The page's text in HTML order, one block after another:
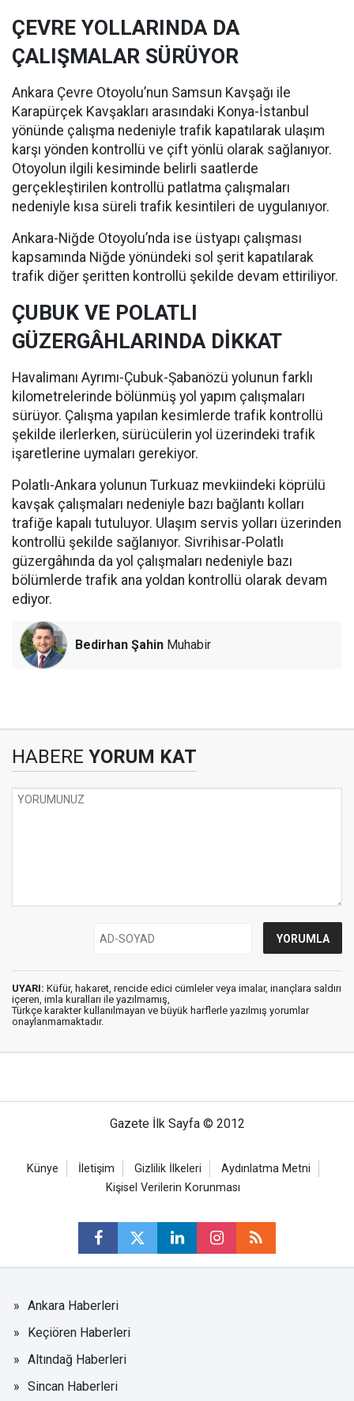
ÇEVRE YOLLARINDA DA
ÇALIŞMALAR SÜRÜYOR
Ankara Çevre Otoyolu’nun Samsun Kavşağı ile
Karapürçek Kavşakları arasındaki Konya-İstanbul
yönünde çalışma nedeniyle trafik kapatılarak ulaşım
karşı yönden kontrollü ve çift yönlü olarak sağlanıyor.
Otoyolun ilgili kesiminde belirli saatlerde
gerçekleştirilen kontrollü patlatma çalışmaları
nedeniyle kısa süreli trafik kesintileri de uygulanıyor.
Ankara-Niğde Otoyolu’nda ise üstyapı çalışması
kapsamında Niğde yönündeki sol şerit kapatılarak
trafik diğer şeritten kontrollü şekilde devam ettiriliyor.
ÇUBUK VE POLATLI
GÜZERGÂHLARINDA DİKKAT
Havalimanı Ayrımı-Çubuk-Şabanözü yolunun farklı
kilometrelerinde bölünmüş yol yapım çalışmaları
sürüyor. Çalışma yapılan kesimlerde trafik kontrollü
şekilde ilerlerken, sürücülerin yol üzerindeki trafik
işaretlerine uymaları gerekiyor.
Polatlı-Ankara yolunun Turkuaz mevkiindeki köprülü
kavşak çalışmaları nedeniyle bazı bağlantı kolları
trafiğe kapalı tutuluyor. Ulaşım servis yolları üzerinden
kontrollü şekilde sağlanıyor. Sivrihisar-Polatlı
güzergâhında da yol çalışmaları nedeniyle bazı
bölümlerde trafik ana yoldan kontrollü olarak devam
ediyor.
Bedirhan Şahin Muhabir
HABERE YORUM KAT
UYARI: Küfür, hakaret, rencide edici cümleler veya imalar, inançlara saldırı
içeren, imla kuralları ile yazılmamış,
Türkçe karakter kullanılmayan ve büyük harflerle yazılmış yorumlar
onaylanmamaktadır.
Gazete İlk Sayfa © 2012
Künye İletişim Gizlilik İlkeleri
Aydınlatma Metni
Kişisel Verilerin Korunması
Ankara Haberleri
Keçiören Haberleri
Altındağ Haberleri
Sincan Haberleri